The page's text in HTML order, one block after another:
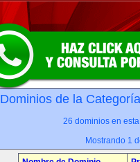
Dominios de la
26 dominios en
Mostrando 1